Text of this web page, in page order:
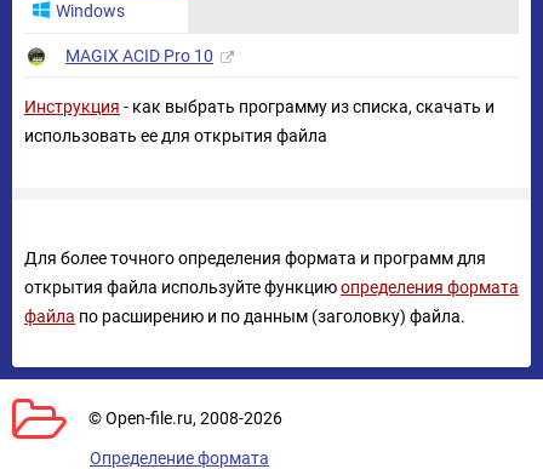
Windows
MAGIX ACID Pro 10
Инструкция - как выбрать программу из списка, скачать и
использовать ее для открытия файла
Для более точного определения формата и программ для
открытия файла используйте функциюопределения формата
файла по расширению и по данным (заголовку) файла.
© Open-file.ru, 2008-2026
Определение формата